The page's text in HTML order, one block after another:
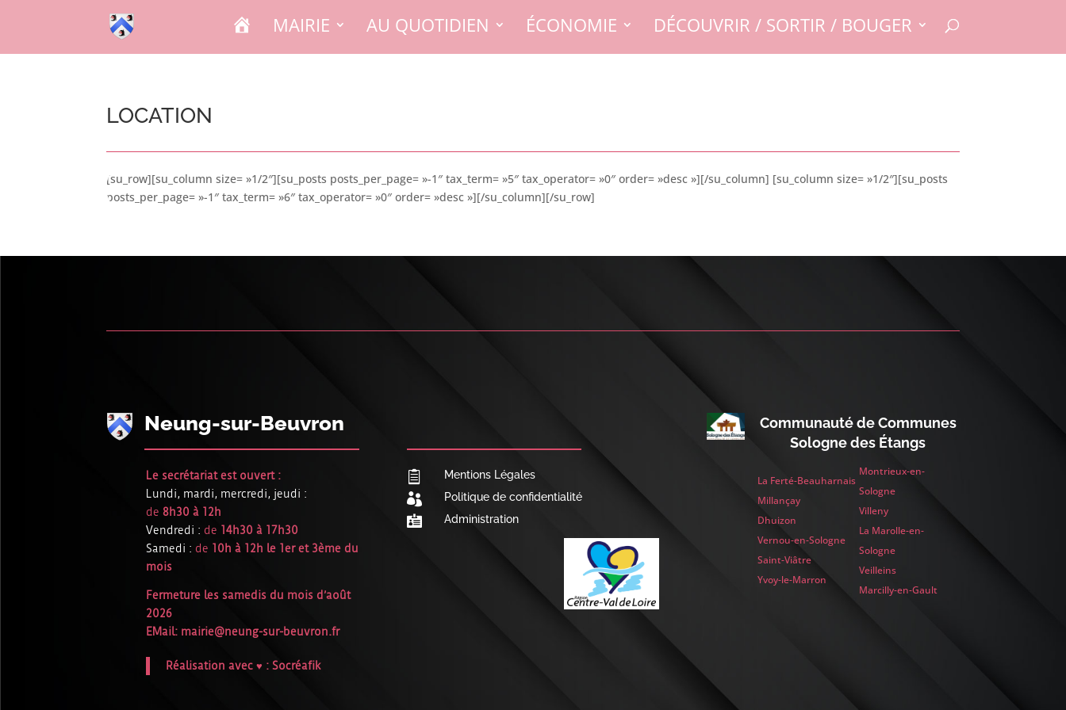
U
MAIRIE AU QUOTIDIEN ÉCONOMIE DÉCOUVRIR / SORTIR / BOUGER
location
[su_row][su_column size= »1/2″][su_posts posts_per_page= »-1″ tax_term= »5″ tax_operator= »0″ order= »desc »][/su_column] [su_column size= »1/2″][su_posts
posts_per_page= »-1″ tax_term= »6″ tax_operator= »0″ order= »desc »][/su_column][/su_row]
Neung-sur-Beuvron
Le secrétariat est ouvert :
Lundi, mardi, mercredi, jeudi :
de8h30 à 12h
Vendredi : de 14h30 à 17h30
Samedi : de 10h à 12h le 1er et 3ème du
mois
Fermeture les samedis du mois d’août
2026
EMail: mairie@neung-sur-beuvron.fr
Réalisation avec ♥ :Socréafik
 Mentions Légales
 Politique de confidentialité
 Administration
Communauté de Communes
Sologne des Étangs
La Ferté-Beauharnais
Millançay
Dhuizon
Vernou-en-Sologne
Saint-Viâtre
Yvoy-le-Marron
Montrieux-en-
Sologne
Villeny
La Marolle-en-
Sologne
Veilleins
Marcilly-en-Gault